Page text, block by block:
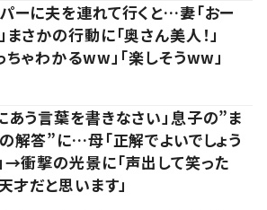
ーに夫を連れて行くと…妻「おー
まさかの行動に「奥さん美人！」
ちゃわかるww」「楽しそうww」
あう言葉を書きなさい」息子の”ま
解答”に…母「正解でよいでしょう
→衝撃の光景に「声出して笑った
天才だと思います」